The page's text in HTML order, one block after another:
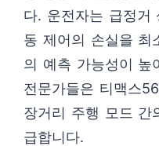
다. 운전자는 급정거
동 제어의 손실을 최
의 예측 가능성이 높
전문가들은 티맥스
장거리 주행 모드 간
급합니다.